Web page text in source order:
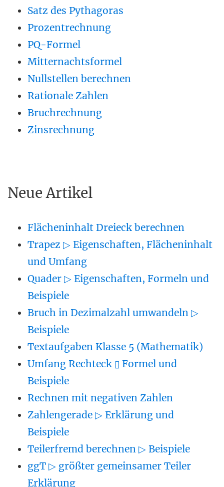
Satz des Pythagoras
Prozentrechnung
PQ-Formel
Mitternachtsformel
Nullstellen berechnen
Rationale Zahlen
Bruchrechnung
Zinsrechnung
Neue Artikel
Flächeninhalt Dreieck berechnen
Trapez ▷ Eigenschaften, Flächeninhalt
und Umfang
Quader ▷ Eigenschaften, Formeln und
Beispiele
Bruch in Dezimalzahl umwandeln ▷
Beispiele
Textaufgaben Klasse 5 (Mathematik)
Umfang Rechteck ▯ Formel und
Beispiele
Rechnen mit negativen Zahlen
Zahlengerade ▷ Erklärung und
Beispiele
Teilerfremd berechnen ▷ Beispiele
ggT ▷ größter gemeinsamer Teiler
Erklärung